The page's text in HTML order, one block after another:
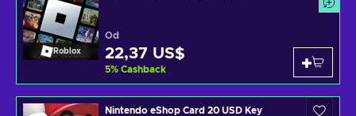
Roblox
Od
22,37 US$
5% Cashback
Nintendo eShop Card 20 USD Key